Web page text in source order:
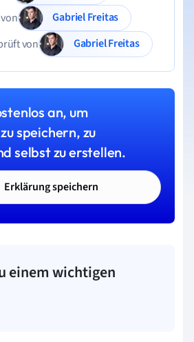
Gabriel Freitas
von
Gabriel Freitas
an, um
speichern, zu
selbst zu erstellen.
Erklärung speichern
einem wichtigen